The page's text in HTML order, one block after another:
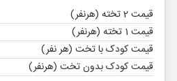
قیمت 2 تخته (هرنفر)
قیمت 1 تخته (هرنفر)
قیمت کودک با تخت (هر نفر)
قیمت کودک بدون تخت (هرنفر)